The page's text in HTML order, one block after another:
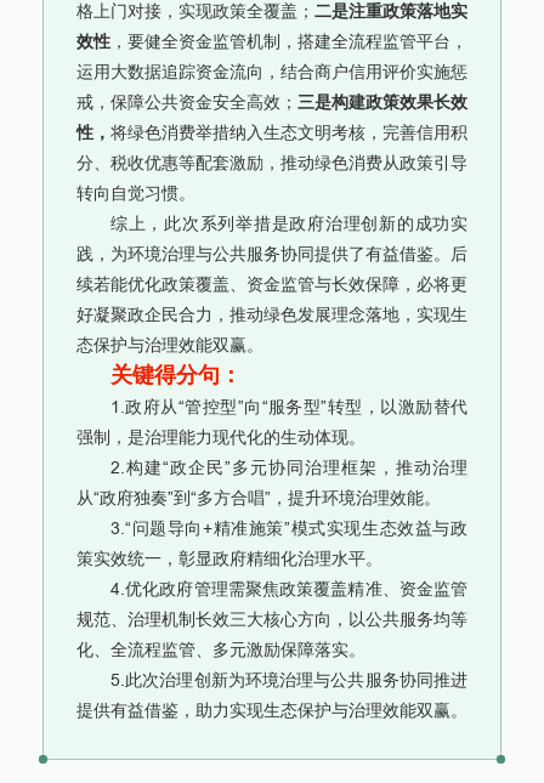
格上门对接，实现政策全覆盖； 二是注重政策落地实
效性 ，要健全资金监管机制，搭建全流程监管平台，
运用大数据追踪资金流向，结合商户信用评价实施惩
戒，保障公共资金安全高效； 三是构建政策效果长效
性， 将绿色消费举措纳入生态文明考核，完善信用积
分、税收优惠等配套激励，推动绿色消费从政策引导
转向自觉习惯。
综上，此次系列举措是政府治理创新的成功实
践，为环境治理与公共服务协同提供了有益借鉴。后
续若能优化政策覆盖、资金监管与长效保障，必将更
好凝聚政企民合力，推动绿色发展理念落地，实现生
态保护与治理效能双赢。
关键得分句：
1.政府从“管控型”向“服务型”转型，以激励替代
强制，是治理能力现代化的生动体现。
2.构建“政企民”多元协同治理框架，推动治理
从“政府独奏”到“多方合唱”，提升环境治理效能。
3.“问题导向+精准施策”模式实现生态效益与政
策实效统一，彰显政府精细化治理水平。
4.优化政府管理需聚焦政策覆盖精准、资金监管
规范、治理机制长效三大核心方向，以公共服务均等
化、全流程监管、多元激励保障落实。
5.此次治理创新为环境治理与公共服务协同推进
提供有益借鉴，助力实现生态保护与治理效能双赢。